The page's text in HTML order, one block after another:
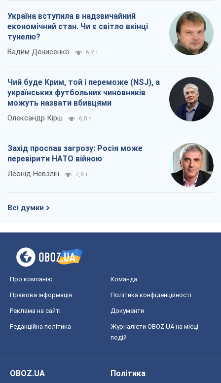
Україна вступила в надзвичайний
економічний стан. Чи є світло вкінці
тунелю?
Вадим Денисенко 6,2 т.
Чий буде Крим, той і переможе (NSJ), а
українських футбольних чиновників
можуть назвати вбивцями
Олександр Кірш 6,0 т.
Захід проспав загрозу: Росія може
перевірити НАТО війною
Леонід Невзлін 7,8 т.
Всі думки
Про компанію Команда
Правова інформація Політика конфіденційності
Реклама на сайті Документи
Редакційна політика
Журналісти OBOZ.UA на місці
подій
OBOZ.UA
Політика